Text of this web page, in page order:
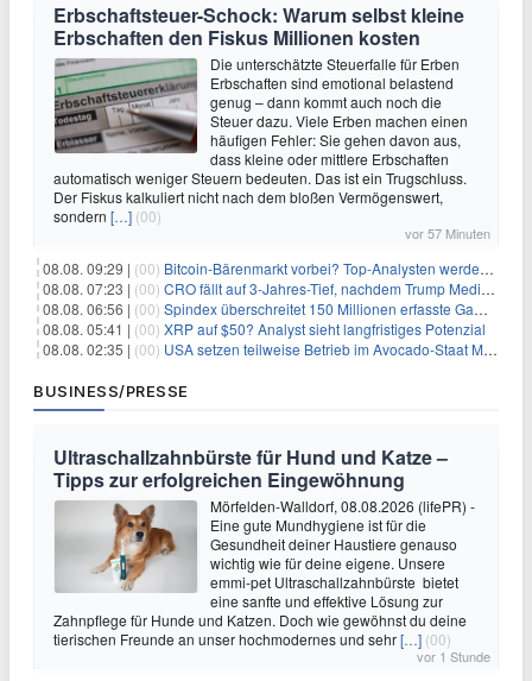
Erbschaftsteuer-Schock: Warum selbst kleine
Erbschaften den Fiskus Millionen kosten
Die unterschätzte Steuerfalle für Erben
Erbschaften sind emotional belastend
genug – dann kommt auch noch die
Steuer dazu. Viele Erben machen einen
häufigen Fehler: Sie gehen davon aus,
dass kleine oder mittlere Erbschaften
automatisch weniger Steuern bedeuten. Das ist ein Trugschluss.
Der Fiskus kalkuliert nicht nach dem bloßen Vermögenswert,
sondern […] (00)
vor 57 Minuten
08.08. 09:29 | (00) Bitcoin-Bärenmarkt vorbei? Top-Analysten werden optimistisch, aber die Geschichte sagt etwas anderes
08.08. 07:23 | (00) CRO fällt auf 3-Jahres-Tief, nachdem Trump Media zwei große Crypto.com-Deals storniert
08.08. 06:56 | (00) Spindex überschreitet 150 Millionen erfasste Gaming-Ereignisse in Echtzeit-Datenpipeline
08.08. 05:41 | (00) XRP auf $50? Analyst sieht langfristiges Potenzial
08.08. 02:35 | (00) USA setzen teilweise Betrieb im Avocado-Staat Michoacán in Mexiko wieder in Gang
BUSINESS/PRESSE
Ultraschallzahnbürste für Hund und Katze –
Tipps zur erfolgreichen Eingewöhnung
Mörfelden-Walldorf, 08.08.2026 (lifePR) -
Eine gute Mundhygiene ist für die
Gesundheit deiner Haustiere genauso
wichtig wie für deine eigene. Unsere
emmi-pet Ultraschallzahnbürste bietet
eine sanfte und effektive Lösung zur
Zahnpflege für Hunde und Katzen. Doch wie gewöhnst du deine
tierischen Freunde an unser hochmodernes und sehr[…] (00)
vor 1 Stunde